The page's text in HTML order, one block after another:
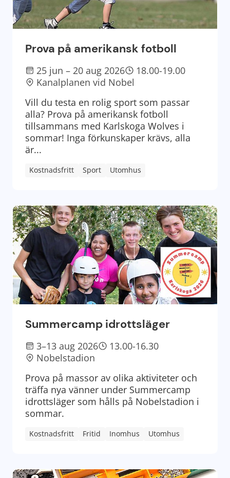
Prova på amerikansk fotboll
25 jun – 20 aug 2026
18.00-19.00
Kanalplanen vid Nobel
Vill du testa en rolig sport som passar
alla? Prova på amerikansk fotboll
tillsammans med Karlskoga Wolves i
sommar! Inga förkunskaper krävs, alla
är...
Kostnadsfritt Sport Utomhus
Summercamp idrottsläger
3–13 aug 2026
13.00-16.30
Nobelstadion
Prova på massor av olika aktiviteter och
träffa nya vänner under Summercamp
idrottsläger som hålls på Nobelstadion i
sommar.
Kostnadsfritt Fritid Inomhus Utomhus